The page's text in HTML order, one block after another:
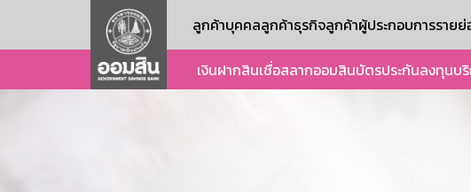
ลูกค้าบุคคลลูกค้าธุรกิจลูกค้าผู้ประกอบการรายย่
เงินฝากสินเชื่อสลากออมสินบัตรประกันลงทุนบ